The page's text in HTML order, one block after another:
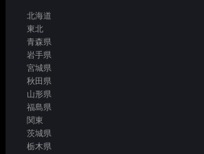
北海道
東北
青森県
岩手県
宮城県
秋田県
山形県
福島県
関東
茨城県
栃木県